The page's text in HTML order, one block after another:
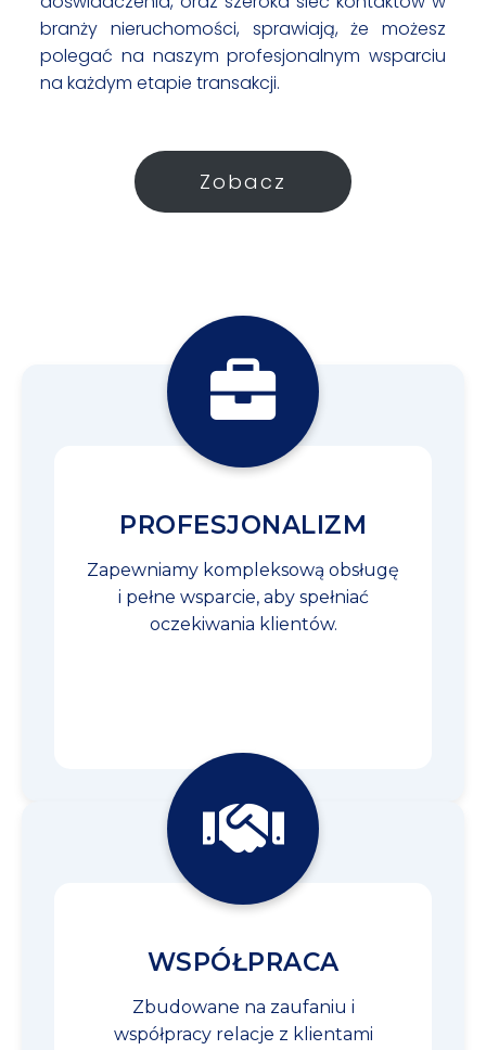
branży nieruchomości, sprawiają, że możesz
polegać na naszym profesjonalnym wsparciu
na każdym etapie transakcji.
Zobacz
PROFESJONALIZM
Zapewniamy kompleksową obsługę
i pełne wsparcie, aby spełniać
oczekiwania klientów.
WSPÓŁPRACA
Zbudowane na zaufaniu i
współpracy relacje z klientami